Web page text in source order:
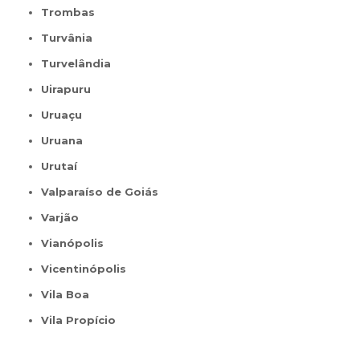
Trombas
Turvânia
Turvelândia
Uirapuru
Uruaçu
Uruana
Urutaí
Valparaíso de Goiás
Varjão
Vianópolis
Vicentinópolis
Vila Boa
Vila Propício